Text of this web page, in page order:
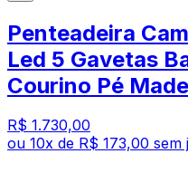
Penteadeira
Led 5 Gavetas
Courino Pé
R$ 1.730,00
ou 10x de R$ 173,00 sem